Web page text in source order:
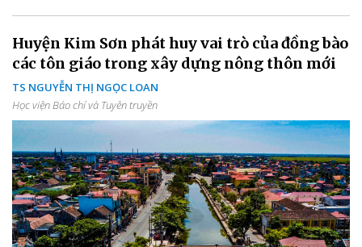
Huyện Kim Sơn phát huy vai trò của đồng bào
các tôn giáo trong xây dựng nông thôn mới
TS NGUYỄN THỊ NGỌC LOAN
Học viện Báo chí và Tuyên truyền